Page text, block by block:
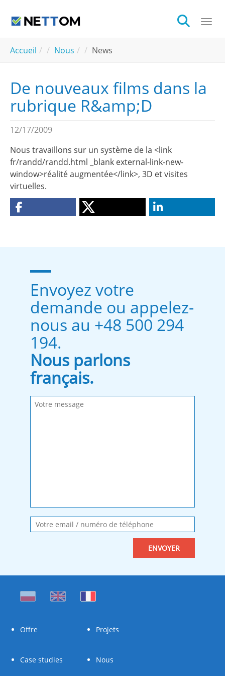
Accueil Nous News
De nouveaux films dans la
rubrique R&amp;D
12/17/2009
Nous travaillons sur un système de la <link
fr/randd/randd.html _blank external-link-new-
window>réalité augmentée</link>, 3D et visites
virtuelles.
Envoyez votre
demande ou appelez-
nous au +48 500 294
194.
Nous parlons
français.
Remplissez les champs obligatoires.
Message envoyé.
Offre Projets
Case studies Nous